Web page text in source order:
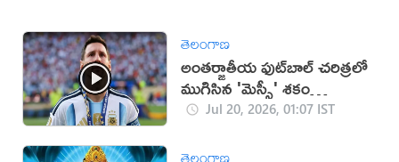
తెలంగాణ
అంతర్జాతీయ ఫుట్‌బాల్‌ చరిత్రలో
ముగిసిన 'మెస్సీ' శకం
(VIDEO)
Jul 20, 2026, 01:07 IST